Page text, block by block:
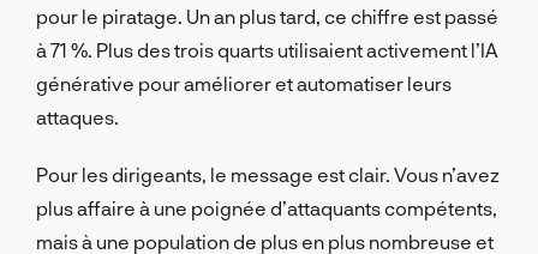
pour le piratage. Un an plus tard, ce chiffre est passé
à 71 %. Plus des trois quarts utilisaient activement l’IA
générative pour améliorer et automatiser leurs
attaques.
Pour les dirigeants, le message est clair. Vous n’avez
plus affaire à une poignée d’attaquants compétents,
mais à une population de plus en plus nombreuse et